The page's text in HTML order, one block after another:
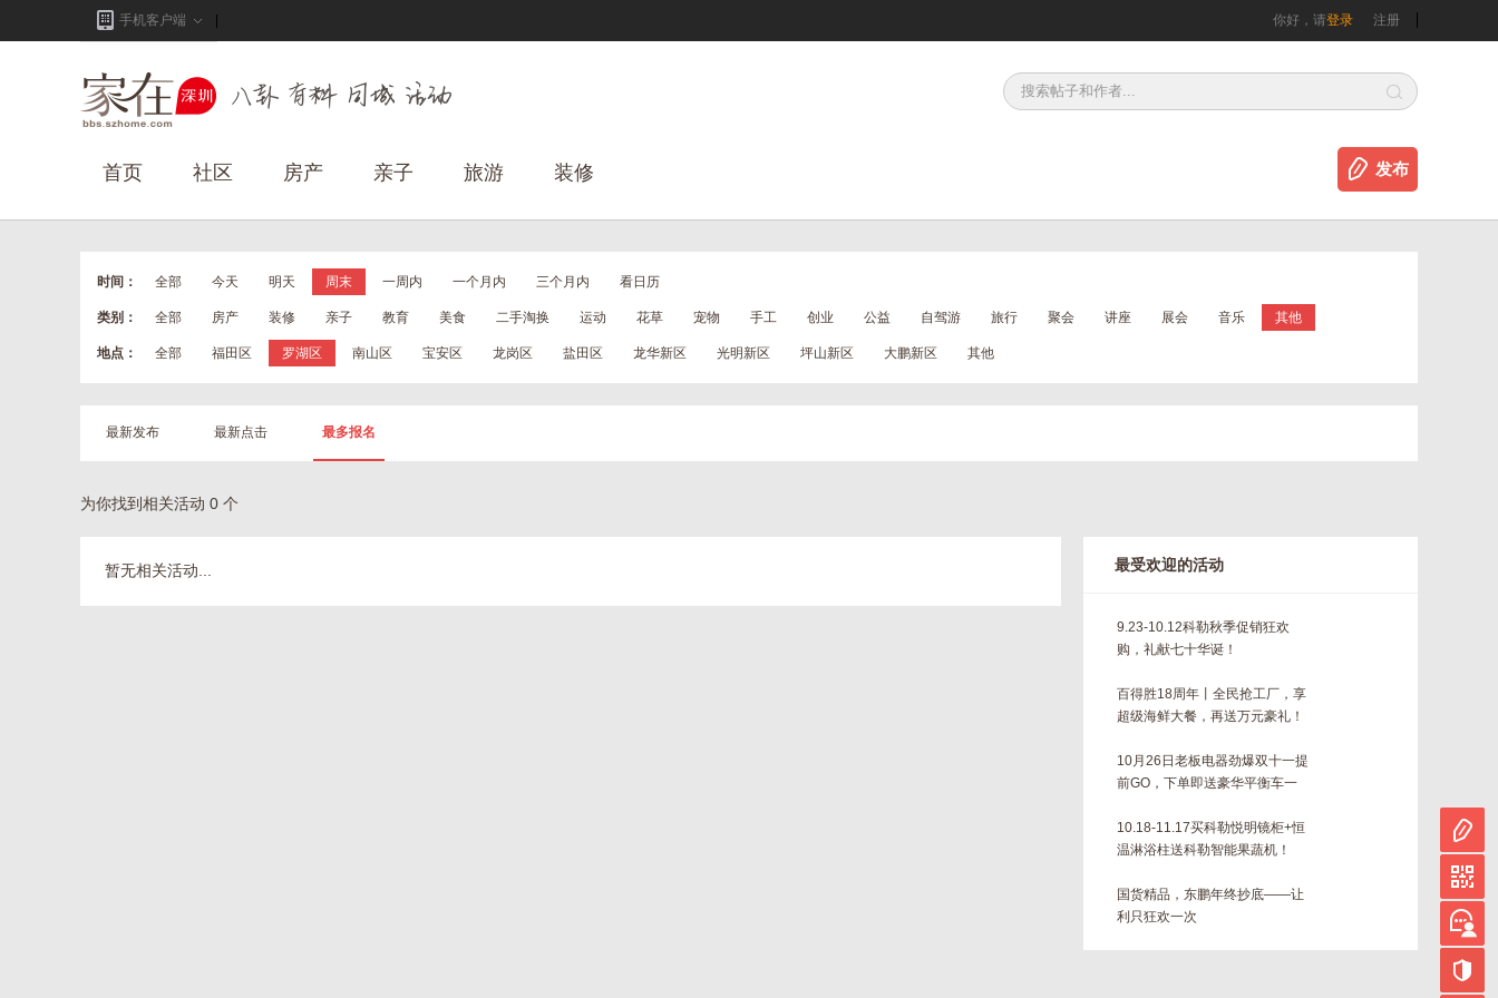
手机客户端 你好，请登录 注册
首页 社区 房产 亲子 旅游 装修 发布
时间： 全部 今天 明天 周末 一周内 一个月内 三个月内 看日历
类别： 全部 房产 装修 亲子 教育 美食 二手淘换 运动 花草 宠物 手工 创业 公益 自驾游 旅行 聚会 讲座 展会 音乐 其他
地点： 全部 福田区 罗湖区 南山区 宝安区 龙岗区 盐田区 龙华新区 光明新区 坪山新区 大鹏新区 其他
最新发布 最新点击 最多报名
为你找到相关活动 0 个
暂无相关活动... 最受欢迎的活动
9.23-10.12科勒秋季促销狂欢
购，礼献七十华诞！
百得胜18周年丨全民抢工厂，享
超级海鲜大餐，再送万元豪礼！
10月26日老板电器劲爆双十一提
前GO，下单即送豪华平衡车一
10.18-11.17买科勒悦明镜柜+恒
温淋浴柱送科勒智能果蔬机！
国货精品，东鹏年终抄底——让
利只狂欢一次